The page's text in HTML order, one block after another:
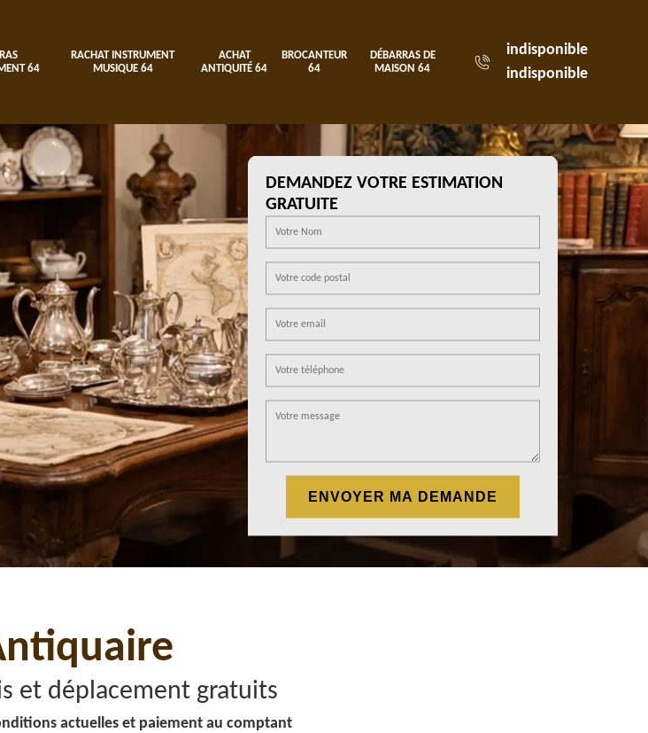
64
RACHAT INSTRUMENT
MUSIQUE 64
ACHAT
ANTIQUITÉ 64
BROCANTEUR
64
DÉBARRAS DE
MAISON 64
indisponible
indisponible
DEMANDEZ VOTRE ESTIMATION
GRATUITE
et déplacement gratuits
actuelles et paiement au comptant